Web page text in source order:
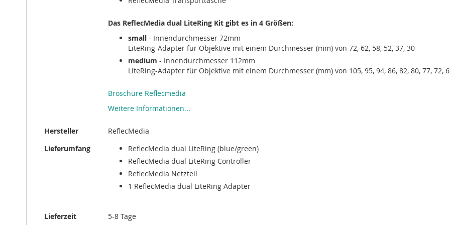
Das ReflecMedia dual LiteRing Kit gibt es in 4 Größen:
small - Innendurchmesser 72mm
LiteRing-Adapter für Objektive mit einem Durchmesser (mm) von 72, 62, 58, 52, 37, 30
medium - Innendurchmesser 112mm
LiteRing-Adapter für Objektive mit einem Durchmesser (mm) von 105, 95, 94, 86, 82, 80, 77, 72,
Broschüre Reflecmedia
Weitere Informationen...
Hersteller
ReflecMedia
Lieferumfang
ReflecMedia dual LiteRing (blue/green)
ReflecMedia dual LiteRing Controller
ReflecMedia Netzteil
1 ReflecMedia dual LiteRing Adapter
Lieferzeit 5-8 Tage